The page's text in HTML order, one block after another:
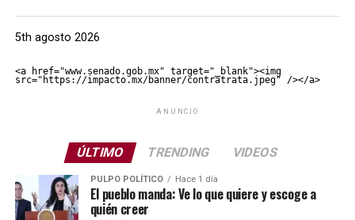
5th agosto 2026
<a href="www.senado.gob.mx" target="_blank"><img
src="https://impacto.mx/banner/contratrata.jpeg" /></a>
ANUNCIO
ÚLTIMO TRENDING VIDEOS
PULPO POLÍTICO Hace 1 día
El pueblo manda: Ve lo que quiere y escoge a
quién creer